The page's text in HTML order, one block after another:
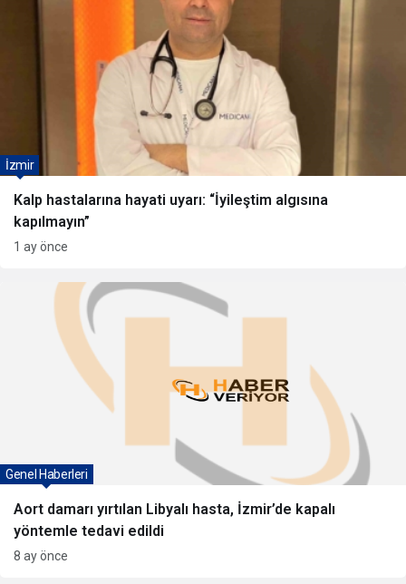
Kalp hastalarına hayati uyarı: “İyileştim algısına
kapılmayın”
İzmir
1 ay önce
Aort damarı yırtılan Libyalı hasta, İzmir’de kapalı
yöntemle tedavi edildi
Genel Haberleri
8 ay önce